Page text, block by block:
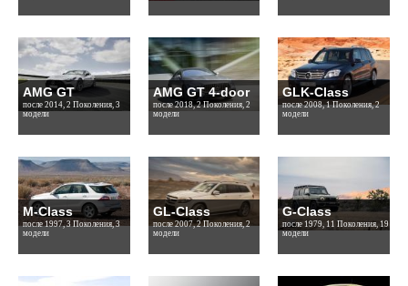
AMG GT
после 2014, 2 Поколения, 3
модели
AMG GT 4-door
после 2018, 2 Поколения, 2
модели
GLK-Class
после 2008, 1 Поколения, 2
модели
M-Class
после 1997, 3 Поколения, 3
модели
GL-Class
после 2007, 2 Поколения, 2
модели
G-Class
после 1979, 11 Поколения, 19
модели